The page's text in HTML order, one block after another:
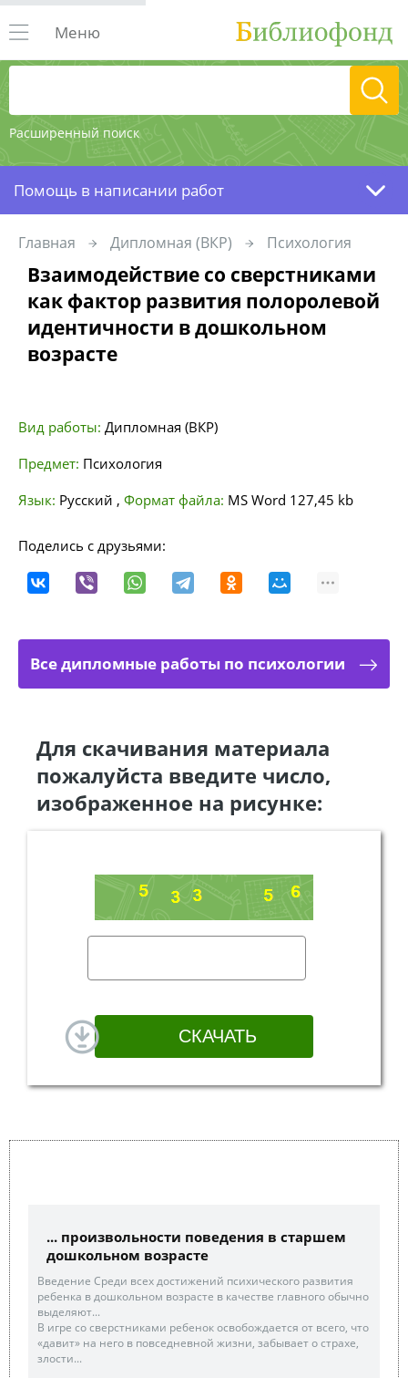
Расширенный поиск
Меню
Помощь в написании работ
Главная Дипломная (ВКР) Психология
Взаимодействие со сверстниками
как фактор развития полоролевой
идентичности в дошкольном
возрасте
Вид работы: Дипломная (ВКР)
Предмет: Психология
Язык: Русский , Формат файла: MS Word 127,45 kb
Поделись с друзьями:
Все дипломные работы по психологии
Для скачивания материала
пожалуйста введите число,
изображенное на рисунке:
... произвольности поведения в старшем
дошкольном возрасте
Введение Среди всех достижений психического развития
ребенка в дошкольном возрасте в качестве главного обычно
выделяют...
В игре со сверстниками ребенок освобождается от всего, что
«давит» на него в повседневной жизни, забывает о страхе,
злости...